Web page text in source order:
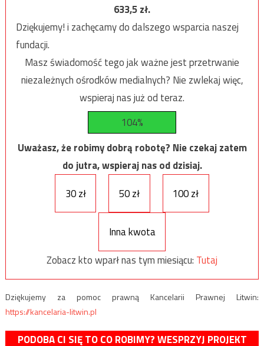
633,5zł.
Dziękujemy! i zachęcamy do dalszego wsparcia naszej
fundacji.
Masz świadomość tego jak ważne jest przetrwanie
niezależnych ośrodków medialnych? Nie zwlekaj więc,
wspieraj nas już od teraz.
104%
Uważasz, że robimy dobrą robotę? Nie czekaj zatem
do jutra, wspieraj nas od dzisiaj.
30 zł
50 zł 100 zł
Inna kwota
Zobacz kto wparł nas tym miesiącu: Tutaj
Dziękujemy za pomoc prawną Kancelarii Prawnej Litwin:
https://kancelaria-litwin.pl
PODOBA CI SIĘ TO CO ROBIMY? WESPRZYJ PROJEKT